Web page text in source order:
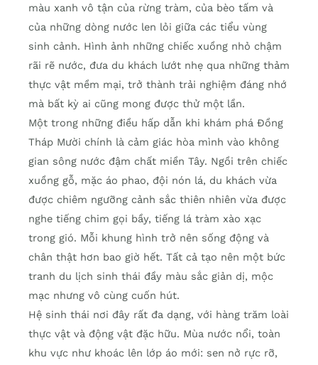
màu xanh vô tận của rừng tràm, của bèo tấm và
của những dòng nước len lỏi giữa các tiểu vùng
sinh cảnh. Hình ảnh những chiếc xuồng nhỏ chậm
rãi rẽ nước, đưa du khách lướt nhẹ qua những thảm
thực vật mềm mại, trở thành trải nghiệm đáng nhớ
mà bất kỳ ai cũng mong được thử một lần.
Một trong những điều hấp dẫn khi khám phá Đồng
Tháp Mười chính là cảm giác hòa mình vào không
gian sông nước đậm chất miền Tây. Ngồi trên chiếc
xuồng gỗ, mặc áo phao, đội nón lá, du khách vừa
được chiêm ngưỡng cảnh sắc thiên nhiên vừa được
nghe tiếng chim gọi bầy, tiếng lá tràm xào xạc
trong gió. Mỗi khung hình trở nên sống động và
chân thật hơn bao giờ hết. Tất cả tạo nên một bức
tranh du lịch sinh thái đầy màu sắc giản dị, mộc
mạc nhưng vô cùng cuốn hút.
Hệ sinh thái nơi đây rất đa dạng, với hàng trăm loài
thực vật và động vật đặc hữu. Mùa nước nổi, toàn
khu vực như khoác lên lớp áo mới: sen nở rực rỡ,